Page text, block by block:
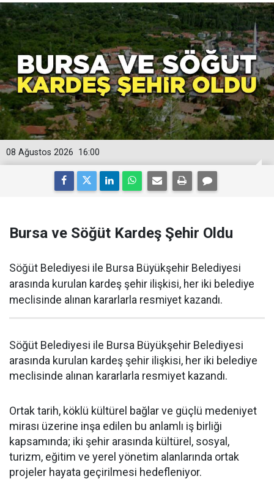
16:00
08 Ağustos 2026
Bursa ve Söğüt Kardeş Şehir Oldu
Söğüt Belediyesi ile Bursa Büyükşehir Belediyesi
arasında kurulan kardeş şehir ilişkisi, her iki belediye
meclisinde alınan kararlarla resmiyet kazandı.
Söğüt Belediyesi ile Bursa Büyükşehir Belediyesi
arasında kurulan kardeş şehir ilişkisi, her iki belediye
meclisinde alınan kararlarla resmiyet kazandı.
Ortak tarih, köklü kültürel bağlar ve güçlü medeniyet
mirası üzerine inşa edilen bu anlamlı iş birliği
kapsamında; iki şehir arasında kültürel, sosyal,
turizm, eğitim ve yerel yönetim alanlarında ortak
projeler hayata geçirilmesi hedefleniyor.